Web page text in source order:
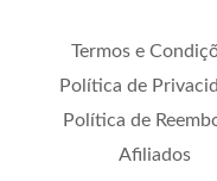
Termos e
Política de
Política de
Afiliados